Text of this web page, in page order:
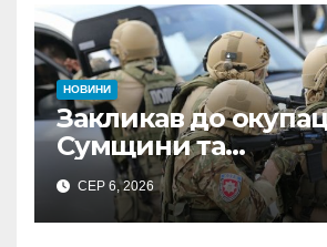
НОВИНИ
Закликав до
Сумщини та
виправдовував
СБУ викрила
прокремлівського
СЕР 6, 2026